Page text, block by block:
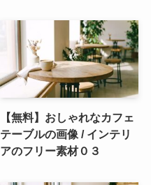
【無料】おしゃれなカフェ
テーブルの画像 / インテリ
アのフリー素材０３